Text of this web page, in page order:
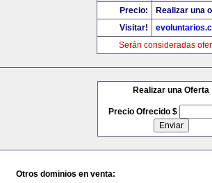
Precio:
Realizar una
Visitar!
Serán consideradas
Realizar una Oferta
Precio Ofrecido $
Otros dominios en venta: